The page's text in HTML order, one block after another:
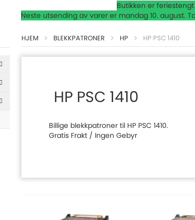
Butikken er
Neste utsending av varer er mandag 10. august.
HJEM BLEKKPATRONER HP HP PSC 1410
HP PSC 1410
Billige blekkpatroner til HP PSC 1410.
Gratis Frakt / Ingen Gebyr